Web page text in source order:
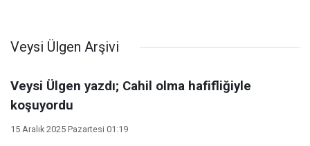
Veysi Ülgen Arşivi
Veysi Ülgen​​​​​​​ yazdı; Cahil olma hafifliğiyle
koşuyordu
15 Aralık 2025 Pazartesi 01:19